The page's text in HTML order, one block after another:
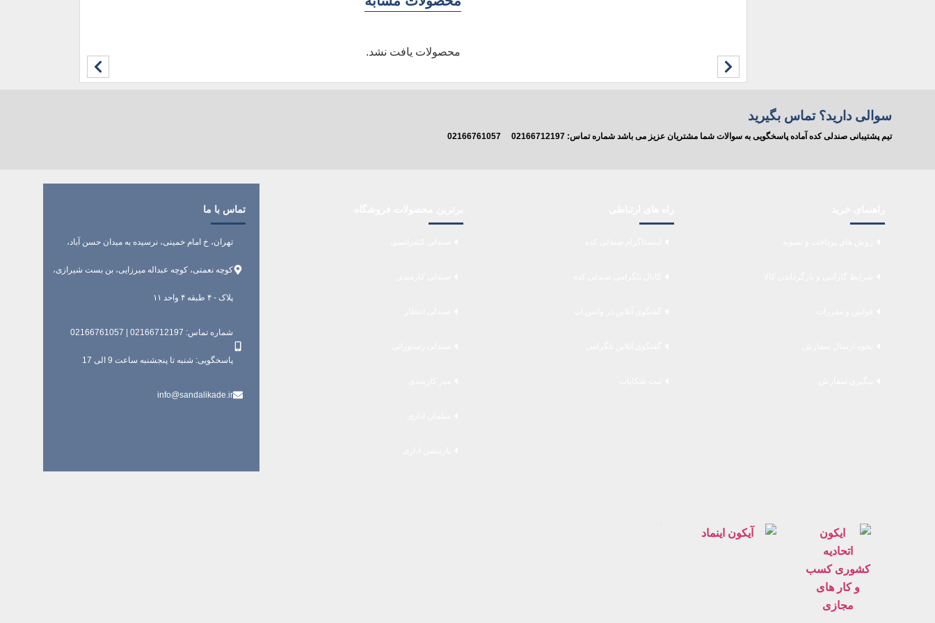
محصولات یافت نشد.
سوالی دارید؟ تماس بگیرید
تیم پشتیبانی صندلی کده آماده پاسخگویی به سوالات شما مشتریان عزیز می باشد شماره تماس: 02166712197
02166761057
تماس با ما
تهران، خ امام خمینی، نرسیده به میدان حسن آباد،
کوچه نعمتی، کوچه عبداله میرزایی، بن بست شیرازی،
پلاک - ۴ طبقه ۴ واحد ۱۱
شماره تماس: 02166712197 | 02166761057
پاسخگویی: شنبه تا پنجشنبه ساعت 9 الی 17
info@sandalikade.ir